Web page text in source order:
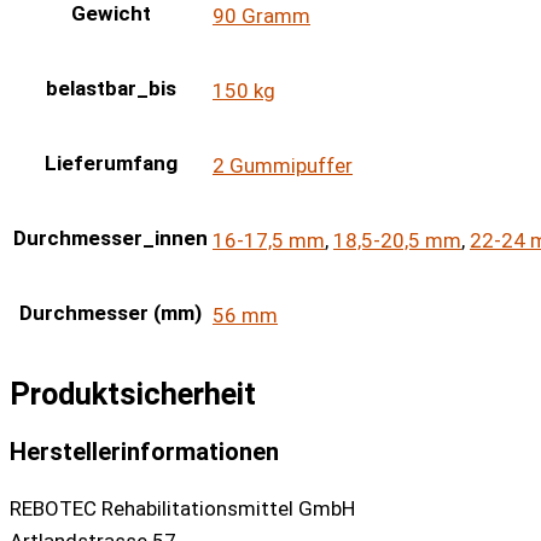
Gewicht 90 Gramm
belastbar_bis 150 kg
Lieferumfang 2 Gummipuffer
Durchmesser_innen 16-17,5 mm, 18,5-20,5 mm, 22-24
Durchmesser (mm) 56 mm
Produktsicherheit
Herstellerinformationen
REBOTEC Rehabilitationsmittel GmbH